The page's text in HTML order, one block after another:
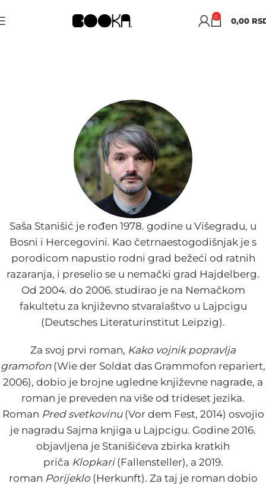
0 0,00
Saša Stanišić je rođen 1978. godine u Višegradu, u
Bosni i Hercegovini. Kao četrnaestogodišnjak je s
porodicom napustio rodni grad bežeći od ratnih
razaranja, i preselio se u nemački grad Hajdelberg.
Od 2004. do 2006. studirao je na Nemačkom
fakultetu za književno stvaralaštvo u Lajpcigu
(Deutsches Literaturinstitut Leipzig).
Za svoj prvi roman, Kako vojnik popravlja
gramofon(Wie der Soldat das Grammofon repariert,
2006), dobio je brojne ugledne književne nagrade, a
roman je preveden na više od trideset jezika.
Roman Pred svetkovinu(Vor dem Fest, 2014) osvojio
je nagradu Sajma knjiga u Lajpcigu. Godine 2016.
objavljena je Stanišićeva zbirka kratkih
priča Klopkari(Fallensteller), a 2019.
roman Porijeklo(Herkunft). Za taj je roman dobio